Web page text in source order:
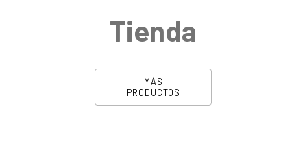
Tienda
MÁS
PRODUCTOS